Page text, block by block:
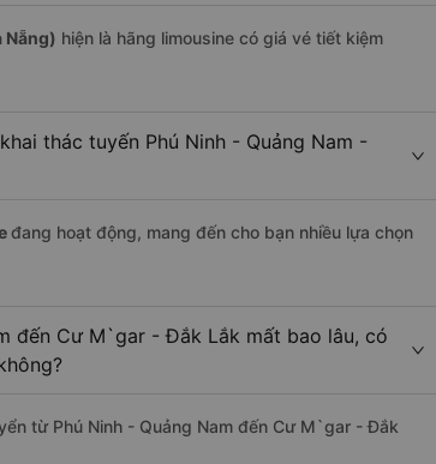
Nẵng) hiện là hãng limousine có giá vé tiết kiệm
thác tuyến Phú Ninh - Quảng Nam -
đang hoạt động, mang đến cho bạn nhiều lựa chọn
đến Cư M`gar - Đắk Lắk mất bao lâu, có
từ Phú Ninh - Quảng Nam đến Cư M`gar - Đắk